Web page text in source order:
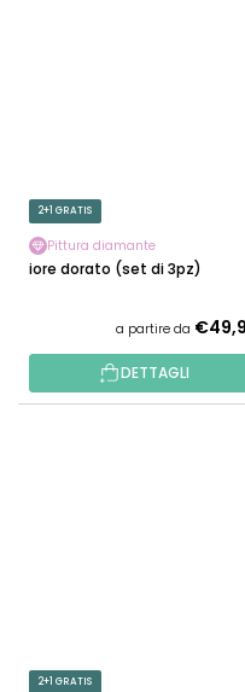
2+1 GRATIS
Pittura diamante
Fiore dorato (set di 3pz)
a partire da
DETTAGLI
2+1 GRATIS